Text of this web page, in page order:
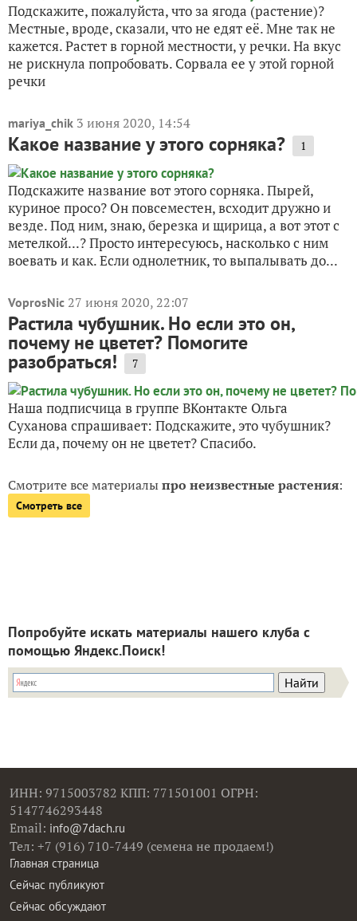
Подскажите, пожалуйста, что за ягода (растение)?
Местные, вроде, сказали, что не едят её. Мне так не
кажется. Растет в горной местности, у речки. На вкус
не рискнула попробовать. Сорвала ее у этой горной
речки
mariya_chik 3 июня 2020, 14:54
Какое название у этого сорняка? 1
Подскажите название вот этого сорняка. Пырей,
куриное просо? Он повсеместен, всходит дружно и
везде. Под ним, знаю, березка и щирица, а вот этот с
метелкой...? Просто интересуюсь, насколько с ним
воевать и как. Если однолетник, то выпалывать до...
VoprosNic 27 июня 2020, 22:07
Растила чубушник. Но если это он,
почему не цветет? Помогите
разобраться! 7
Наша подписчица в группе ВКонтакте Ольга
Суханова спрашивает: Подскажите, это чубушник?
Если да, почему он не цветет? Спасибо.
Смотрите все материалыпро неизвестные растения:
Смотреть все
Попробуйте искать материалы нашего клуба с
помощью Яндекс.Поиск!
ИНН: 9715003782 КПП: 771501001 ОГРН:
5147746293448
Email: info@7dach.ru
Тел: +7 (916) 710-7449 (семена не продаем!)
Главная страница
Сейчас публикуют
Сейчас обсуждают